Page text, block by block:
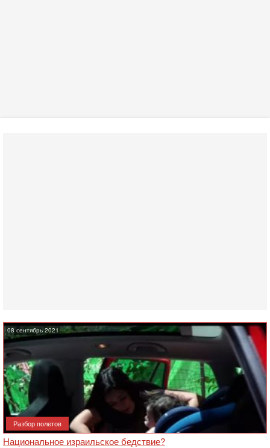
08 сентябрь 2021
Разбор полетов
Национальное израильское бедствие?